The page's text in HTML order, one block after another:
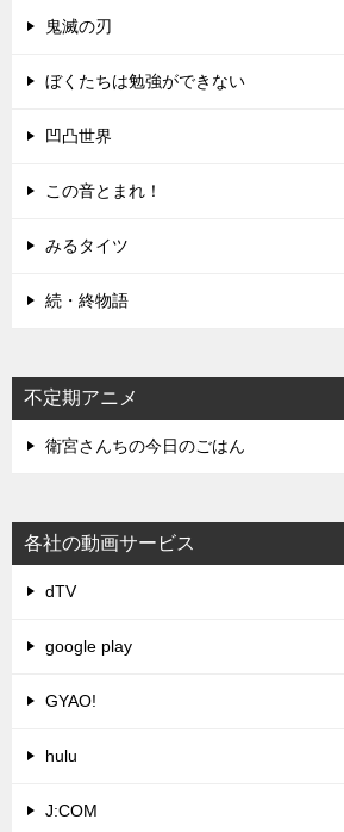
鬼滅の刃
ぼくたちは勉強ができない
凹凸世界
この音とまれ！
みるタイツ
続・終物語
不定期アニメ
衛宮さんちの今日のごはん
各社の動画サービス
dTV
google play
GYAO!
hulu
J:COM